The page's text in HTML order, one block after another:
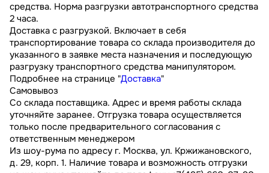
средства. Норма разгрузки автотранспортного средства
2 часа.
Доставка с разгрузкой. Включает в себя
транспортирование товара со склада производителя до
указанного в заявке места назначения и последующую
разгрузку транспортного средства манипулятором.
Подробнее на странице "Доставка"
Самовывоз
Со склада поставщика. Адрес и время работы склада
уточняйте заранее. Отгрузка товара осуществляется
только после предварительного согласования с
ответственным менеджером
Из шоу-рума по адресу г. Москва, ул. Кржижановского,
д. 29, корп. 1. Наличие товара и возможность отгрузки